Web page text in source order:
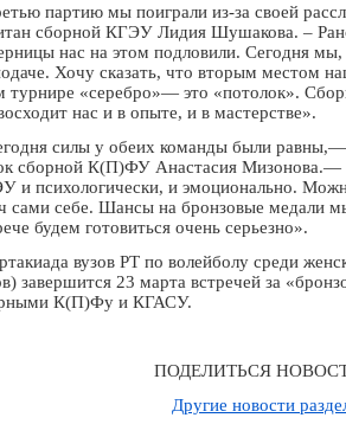
партию мы поиграли из-за своей
сборной КГЭУ Лидия Шушакова. –
нас на этом подловили. Сегодня
Хочу сказать, что вторым местом
турнире «серебро»— это «потолок».
нас и в опыте, и в мастерстве».
силы у обеих команды были
сборной К(П)ФУ Анастасия Мизонова.—
и психологически, и эмоционально.
сами себе. Шансы на бронзовые медали
будем готовиться очень серьезно».
вузов РТ по волейболу среди
завершится 23 марта встречей за
К(П)Фу и КГАСУ.
ПОДЕЛИТЬСЯ
Другие новости